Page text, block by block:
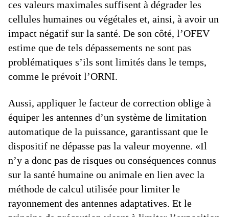
ces valeurs maximales suffisent à dégrader les
cellules humaines ou végétales et, ainsi, à avoir un
impact négatif sur la santé. De son côté, l’OFEV
estime que de tels dépassements ne sont pas
problématiques s’ils sont limités dans le temps,
comme le prévoit l’ORNI.
Aussi, appliquer le facteur de correction oblige à
équiper les antennes d’un système de limitation
automatique de la puissance, garantissant que le
dispositif ne dépasse pas la valeur moyenne. «Il
n’y a donc pas de risques ou conséquences connus
sur la santé humaine ou animale en lien avec la
méthode de calcul utilisée pour limiter le
rayonnement des antennes adaptatives. Et le